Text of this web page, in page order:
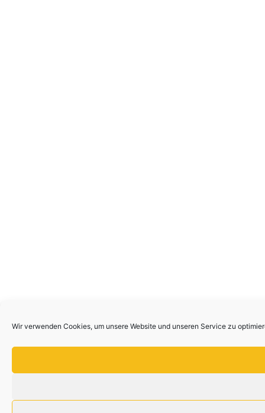
Wir verwenden Cookies, um unsere Website und unseren Service zu